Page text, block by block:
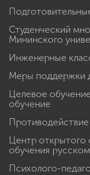
Студенческий
Мининского
Инженерные
Меры поддержки
Целевое
обучение
Центр открытого
обучения
Психолого-